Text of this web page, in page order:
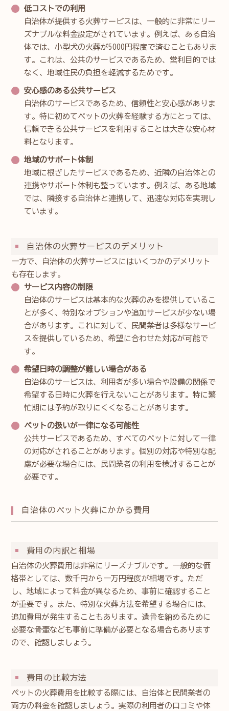
低コストでの利用
自治体が提供する火葬サービスは、一般的に非常にリー
ズナブルな料金設定がされています。例えば、ある自治
体では、小型犬の火葬が5000円程度で済むこともありま
す。これは、公共のサービスであるため、営利目的では
なく、地域住民の負担を軽減するためです。
安心感のある公共サービス
自治体のサービスであるため、信頼性と安心感がありま
す。特に初めてペットの火葬を経験する方にとっては、
信頼できる公共サービスを利用することは大きな安心材
料となります。
地域のサポート体制
地域に根ざしたサービスであるため、近隣の自治体との
連携やサポート体制も整っています。例えば、ある地域
では、隣接する自治体と連携して、迅速な対応を実現し
ています。
自治体の火葬サービスのデメリット
一方で、自治体の火葬サービスにはいくつかのデメリット
も存在します。
サービス内容の制限
自治体のサービスは基本的な火葬のみを提供しているこ
とが多く、特別なオプションや追加サービスが少ない場
合があります。これに対して、民間業者は多様なサービ
スを提供しているため、希望に合わせた対応が可能で
す。
希望日時の調整が難しい場合がある
自治体のサービスは、利用者が多い場合や設備の関係で
希望する日時に火葬を行えないことがあります。特に繁
忙期には予約が取りにくくなることがあります。
ペットの扱いが一律になる可能性
公共サービスであるため、すべてのペットに対して一律
の対応がされることがあります。個別の対応や特別な配
慮が必要な場合には、民間業者の利用を検討することが
必要です。
自治体のペット火葬にかかる費用
費用の内訳と相場
自治体の火葬費用は非常にリーズナブルです。一般的な価
格帯としては、数千円から一万円程度が相場です。ただ
し、地域によって料金が異なるため、事前に確認すること
が重要です。また、特別な火葬方法を希望する場合には、
追加費用が発生することもあります。遺骨を納めるために
必要な骨壷なども事前に準備が必要となる場合もあります
ので、確認しましょう。
費用の比較方法
ペットの火葬費用を比較する際には、自治体と民間業者の
両方の料金を確認しましょう。実際の利用者の口コミや体